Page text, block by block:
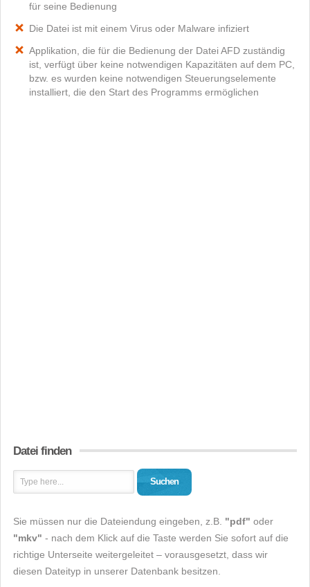
für seine Bedienung
Die Datei ist mit einem Virus oder Malware infiziert
Applikation, die für die Bedienung der Datei AFD zuständig
ist, verfügt über keine notwendigen Kapazitäten auf dem PC,
bzw. es wurden keine notwendigen Steuerungselemente
installiert, die den Start des Programms ermöglichen
Datei finden
Suchen
Sie müssen nur die Dateiendung eingeben, z.B. "pdf" oder
"mkv" - nach dem Klick auf die Taste werden Sie sofort auf die
richtige Unterseite weitergeleitet – vorausgesetzt, dass wir
diesen Dateityp in unserer Datenbank besitzen.